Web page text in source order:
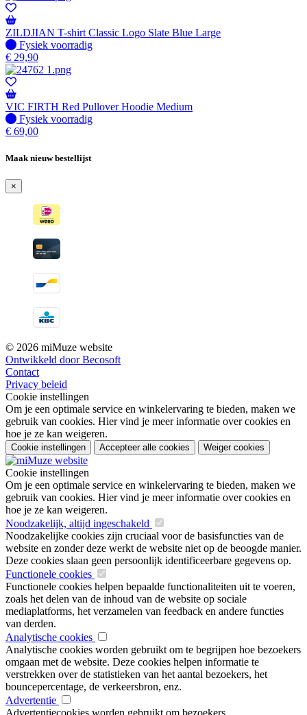
ZILDJIAN T-shirt Classic Logo Slate Blue Large
Fysiek voorradig
Fysiek voorradig
€ 29,90
VIC FIRTH Red Pullover Hoodie Medium
Fysiek voorradig
Fysiek voorradig
€ 69,00
Maak nieuw bestellijst
×
© 2026 miMuze website
Ontwikkeld door Becosoft
Contact
Privacy beleid
Cookie instellingen
Om je een optimale service en winkelervaring te bieden, maken we
gebruik van cookies. Hier vind je meer informatie over cookies en
hoe je ze kan weigeren.
Cookie instellingen Accepteer alle cookies Weiger cookies
Cookie instellingen
Om je een optimale service en winkelervaring te bieden, maken we
gebruik van cookies. Hier vind je meer informatie over cookies en
hoe je ze kan weigeren.
Noodzakelijk, altijd ingeschakeld
Noodzakelijke cookies zijn cruciaal voor de basisfuncties van de
website en zonder deze werkt de website niet op de beoogde manier.
Deze cookies slaan geen persoonlijk identificeerbare gegevens op.
Functionele cookies
Functionele cookies helpen bepaalde functionaliteiten uit te voeren,
zoals het delen van de inhoud van de website op sociale
mediaplatforms, het verzamelen van feedback en andere functies
van derden.
Analytische cookies
Analytische cookies worden gebruikt om te begrijpen hoe bezoekers
omgaan met de website. Deze cookies helpen informatie te
verstrekken over de statistieken van het aantal bezoekers, het
bouncepercentage, de verkeersbron, enz.
Advertentie